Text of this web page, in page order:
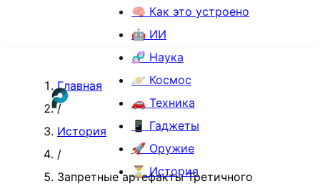
🧠 Как это устроено
🤖 ИИ
🧬 Наука
🪐 Космос
🚗 Техника
📱 Гаджеты
🚀 Оружие
⏳ История
Главная
/
История
/
Запретные артефакты Третичного